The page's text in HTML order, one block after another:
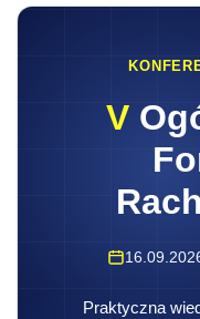
V
Praktyczna